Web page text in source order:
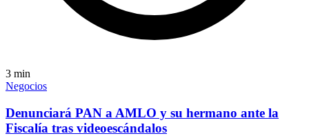
3 min
Negocios
Denunciará PAN a AMLO y su hermano ante la
Fiscalía tras videoescándalos